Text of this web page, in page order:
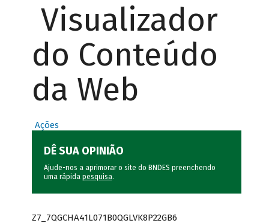
Visualizador
do Conteúdo
da Web
Ações
DÊ SUA OPINIÃO
Ajude-nos a aprimorar o site do BNDES preenchendo
uma rápida pesquisa.
Z7_7QGCHA41L071B0QGLVK8P22GB6